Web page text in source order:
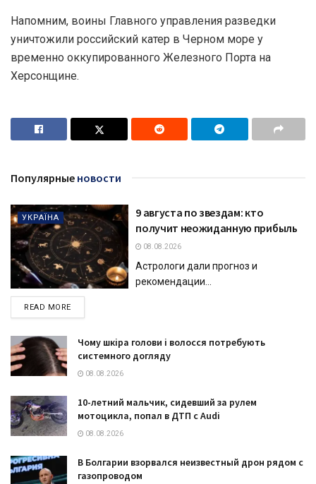
Напомним, воины Главного управления разведки
уничтожили российский катер в Черном море у
временно оккупированного Железного Порта на
Херсонщине.
Популярные новости
УКРАЇНА
9 августа по звездам: кто
получит неожиданную прибыль
08.08.2026
Астрологи дали прогноз и
рекомендации...
READ MOREDETAILS
Чому шкіра голови і волосся потребують
системного догляду
08.08.2026
10-летний мальчик, сидевший за рулем
мотоцикла, попал в ДТП с Audi
08.08.2026
В Болгарии взорвался неизвестный дрон рядом с
газопроводом